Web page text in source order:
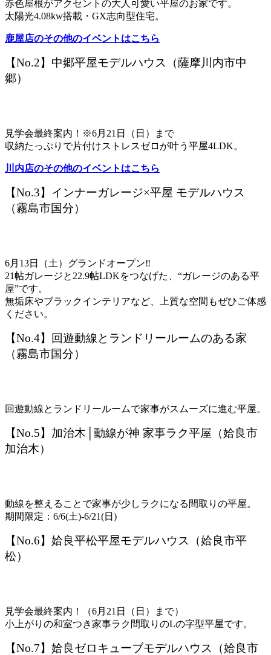
赤色屋根がアクセントの大人可愛い平屋のお家です。
太陽光4.08kw搭載・GX志向型住宅。
鹿屋店のその他のイベントはこちら
【No.2】中郷平屋モデルハウス（薩摩川内市中
郷）
見学会最終案内！※6月21日（日）まで
収納たっぷりで片付けストレスゼロが叶う平屋4LDK。
川内店のその他のイベントはこちら
【No.3】インナーガレージ×平屋 モデルハウス
（霧島市国分）
6月13日（土）グランドオープン‼
21帖ガレージと22.9帖LDKをつなげた、“ガレージのある平
屋”です。
無垢床やブラックインテリアなど、上質な空間もぜひご体感
ください。
【No.4】回遊動線とランドリールームのある家
（霧島市国分）
回遊動線とランドリールームで家事がスムーズに進む平屋。
【No.5】加治木│動線が神 家事ラク平屋（姶良市
加治木）
動線を整えることで家事が少しラクになる間取りの平屋。
期間限定：6/6(土)-6/21(日)
【No.6】姶良平松平屋モデルハウス（姶良市平
松）
見学会最終案内！（6月21日（日）まで）
小上がりの和室つき家事ラク間取りのLの字型平屋です。
【No.7】姶良ゼロキューブモデルハウス（姶良市